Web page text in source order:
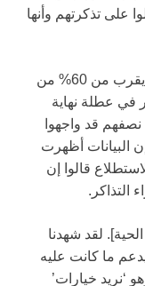
تذكرتهم وأنها
أظهر استطلاع جديد من StubHub أن ما يقرب من 60% من
ينفقون أكثر من 300 دولار في عطلة نهاية
نصفهم قد واجهوا
البيانات أظهرت
الاستطلاع قالوا إن
التذاكر.
لقد شهدنا
ما كانت عليه
‘نريد خيارات’